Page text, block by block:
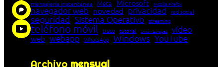
mensajería instantánea Meta Microsoft Mozilla Firefox
navegador web novedad privacidad red social
seguridad Sistema Operativo streaming
teléfono móvil truco tutorial Unión Europea vídeo
web webapp WhatsApp Windows YouTube
Archivo mensual